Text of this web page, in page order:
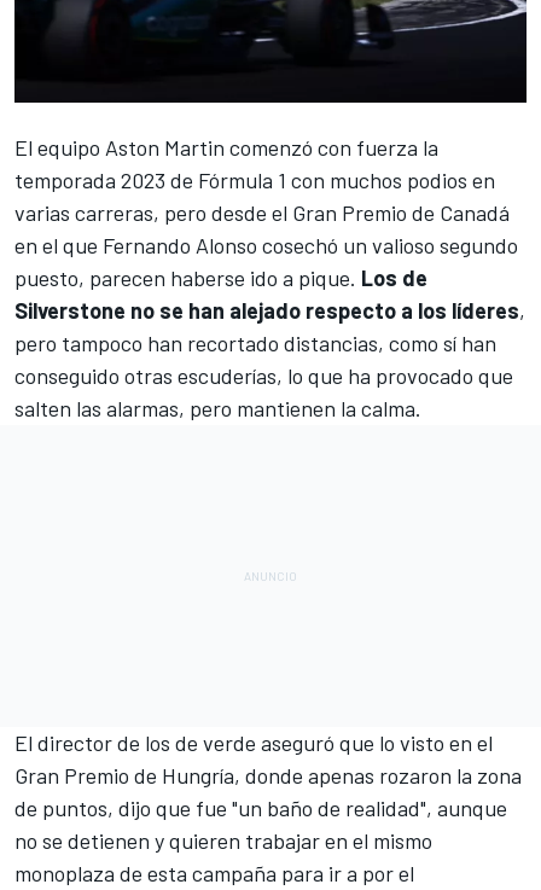
El equipo Aston Martin comenzó con fuerza la
temporada 2023 de Fórmula 1 con muchos podios en
varias carreras, pero desde el Gran Premio de Canadá
en el que Fernando Alonso cosechó un valioso segundo
puesto, parecen haberse ido a pique. Los de
Silverstone no se han alejado respecto a los líderes,
pero tampoco han recortado distancias, como sí han
conseguido otras escuderías, lo que ha provocado que
salten las alarmas, pero mantienen la calma.
El director de los de verde aseguró que lo visto en el
Gran Premio de Hungría, donde apenas rozaron la zona
de puntos, dijo que fue "un baño de realidad", aunque
no se detienen y quieren trabajar en el mismo
monoplaza de esta campaña para ir a por el